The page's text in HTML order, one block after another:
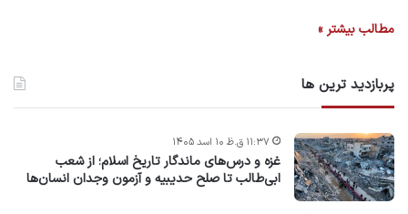
مطالب بیشتر »
پربازدید ترین ها
غزه و درس‌های ماندگار تاریخ اسلام؛ از شعب
ابی‌طالب تا صلح حدیبیه و آزمون وجدان انسان‌ها
۱۱:۳۷ ق.ظ ۱۰ اسد ۱۴۰۵